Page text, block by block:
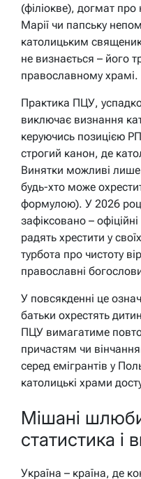
(філіокве), догмат про
Марії чи папську
католицьким
не визнається – його
православному храмі.
Практика ПЦУ,
виключає визнання
керуючись позицією
строгий канон, де
Винятки можливі лише
будь-хто може
формулою). У 2026
зафіксовано –
радять хрестити у
турбота про чистоту
православні
У повсякденні це
батьки охрестять
ПЦУ вимагатиме
причастям чи
серед емігрантів у
католицькі храми
Мішані шлюби
статистика і
Україна – країна, де